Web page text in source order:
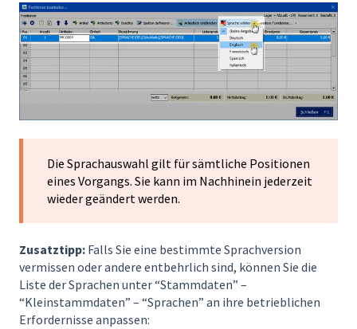
Die Sprachauswahl gilt für sämtliche Positionen
eines Vorgangs. Sie kann im Nachhinein jederzeit
wieder geändert werden.
Zusatztipp: Falls Sie eine bestimmte Sprachversion
vermissen oder andere entbehrlich sind, können Sie die
Liste der Sprachen unter “Stammdaten” –
“Kleinstammdaten” – “Sprachen” an ihre betrieblichen
Erfordernisse anpassen: